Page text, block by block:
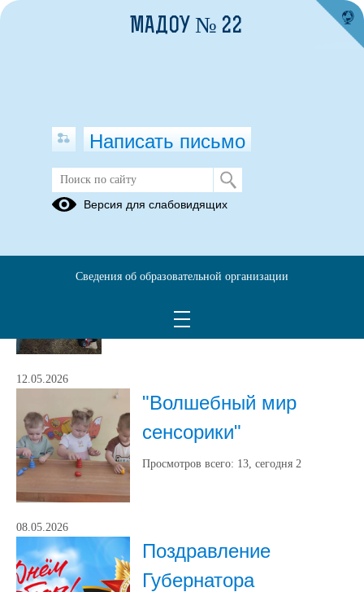
Публикации за Май 2026
Прогулки в детском
саду
Просмотров всего:
12.05.2026
"Волшебный мир
сенсорики"
Просмотров всего: 13, сегодня 2
08.05.2026
Поздравление
Губернатора
МАДОУ № 22
Написать письмо
Версия для слабовидящих
Сведения об образовательной организации